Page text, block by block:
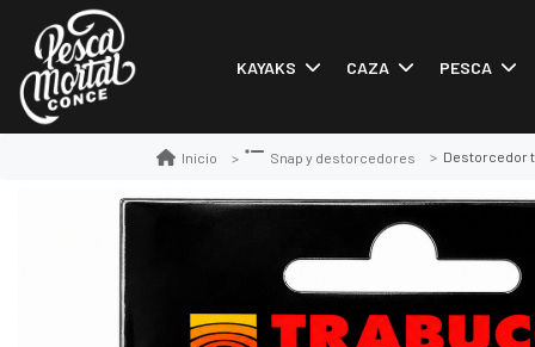
KAYAKS CAZA PESCA
Inicio Snap y destorcedores Destorcedor